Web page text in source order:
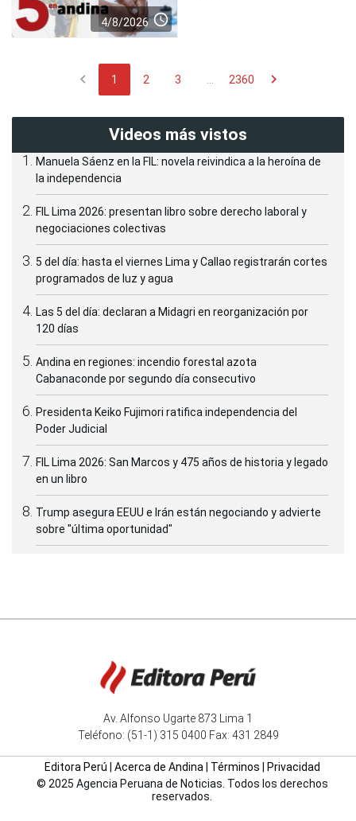
4/8/2026 access_time
chevron_left 1 2 3 ... 2360 chevron_right
Videos más vistos
Manuela Sáenz en la FIL: novela reivindica a la heroína de
la independencia
FIL Lima 2026: presentan libro sobre derecho laboral y
negociaciones colectivas
5 del día: hasta el viernes Lima y Callao registrarán cortes
programados de luz y agua
Las 5 del día: declaran a Midagri en reorganización por
120 días
Andina en regiones: incendio forestal azota
Cabanaconde por segundo día consecutivo
Presidenta Keiko Fujimori ratifica independencia del
Poder Judicial
FIL Lima 2026: San Marcos y 475 años de historia y legado
en un libro
Trump asegura EEUU e Irán están negociando y advierte
sobre "última oportunidad"
Av. Alfonso Ugarte 873 Lima 1
Teléfono: (51-1) 315 0400 Fax: 431 2849
Editora Perú Acerca de Andina| Términos
Privacidad
© 2025 Agencia Peruana de Noticias. Todos los derechos
reservados.